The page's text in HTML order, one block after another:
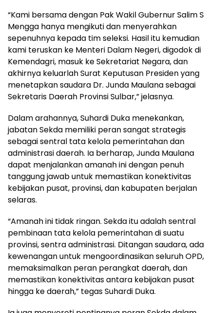
“Kami bersama dengan Pak Wakil Gubernur Salim S
Mengga hanya mengikuti dan menyerahkan
sepenuhnya kepada tim seleksi. Hasil itu kemudian
kami teruskan ke Menteri Dalam Negeri, digodok di
Kemendagri, masuk ke Sekretariat Negara, dan
akhirnya keluarlah Surat Keputusan Presiden yang
menetapkan saudara Dr. Junda Maulana sebagai
Sekretaris Daerah Provinsi Sulbar,” jelasnya.
Dalam arahannya, Suhardi Duka menekankan,
jabatan Sekda memiliki peran sangat strategis
sebagai sentral tata kelola pemerintahan dan
administrasi daerah. Ia berharap, Junda Maulana
dapat menjalankan amanah ini dengan penuh
tanggung jawab untuk memastikan konektivitas
kebijakan pusat, provinsi, dan kabupaten berjalan
selaras.
“Amanah ini tidak ringan. Sekda itu adalah sentral
pembinaan tata kelola pemerintahan di suatu
provinsi, sentra administrasi. Ditangan saudara, ada
kewenangan untuk mengoordinasikan seluruh OPD,
memaksimalkan peran perangkat daerah, dan
memastikan konektivitas antara kebijakan pusat
hingga ke daerah,” tegas Suhardi Duka.